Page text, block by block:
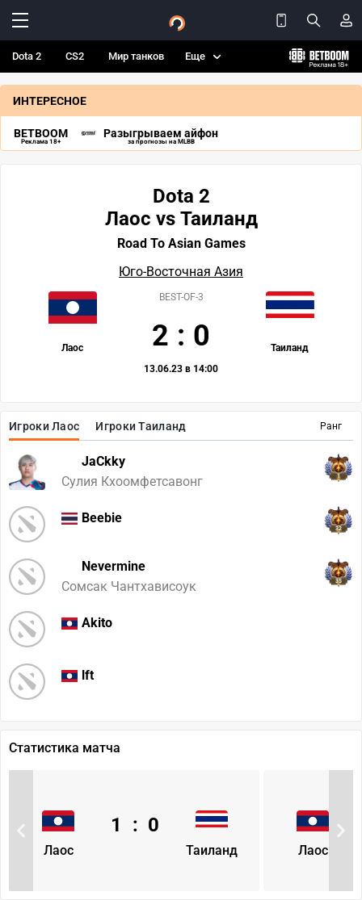
Dota 2 CS2 Мир танков Еще
ИНТЕРЕСНОЕ
BETBOOM
Реклама 18+
Разыгрываем айфон
за прогнозы на MLBB
Ранг
Игроки Лаос Игроки Таиланд
JaCkky
Сулия Кхоомфетсавонг
1
Beebie
32
Nevermine
Сомсак Чантхависоук
35
Akito
lft
Dota 2
Лаос vs Таиланд
Road To Asian Games
Юго-Восточная Азия
Лаос Таиланд
BEST-OF-3
2 : 0
13.06.23 в 14:00
Статистика матча
Лаос Таиланд
1 : 0
Лаос